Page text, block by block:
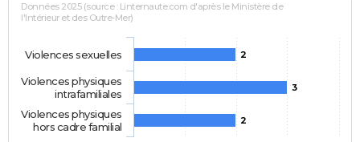
Données 2025 (source : Linternaute.com d'après le Ministère de
l'Intérieur et des Outre-Mer)
2
3
2
Violences sexuelles
Violences physiques
intrafamiliales
Violences physiques
hors cadre familial